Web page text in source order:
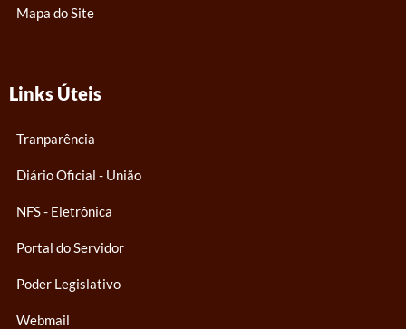
Mapa do Site
Links Úteis
Tranparência
Diário Oficial - União
NFS - Eletrônica
Portal do Servidor
Poder Legislativo
Webmail